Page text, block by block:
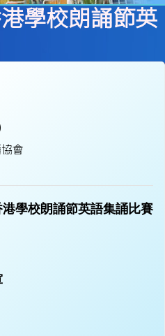
學校朗誦節英
會
學校朗誦節英語集誦比賽